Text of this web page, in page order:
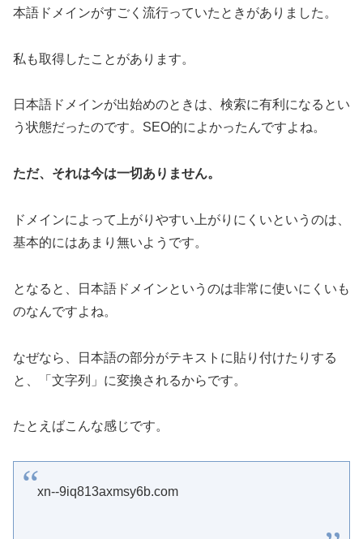
本語ドメインがすごく流行っていたときがありました。
私も取得したことがあります。
日本語ドメインが出始めのときは、検索に有利になるとい
う状態だったのです。SEO的によかったんですよね。
ただ、それは今は一切ありません。
ドメインによって上がりやすい上がりにくいというのは、
基本的にはあまり無いようです。
となると、日本語ドメインというのは非常に使いにくいも
のなんですよね。
なぜなら、日本語の部分がテキストに貼り付けたりする
と、「文字列」に変換されるからです。
たとえばこんな感じです。
xn--9iq813axmsy6b.com